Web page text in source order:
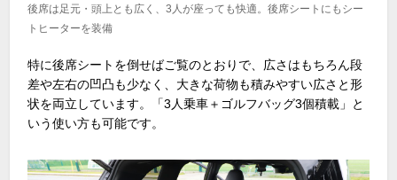
後席は足元・頭上とも広く、3人が座っても快適。後席シートにもシー
トヒーターを装備
特に後席シートを倒せばご覧のとおりで、広さはもちろん段
差や左右の凹凸も少なく、大きな荷物も積みやすい広さと形
状を両立しています。「3 人乗車＋ゴルフバッグ3個積載」と
いう使い方も可能です。